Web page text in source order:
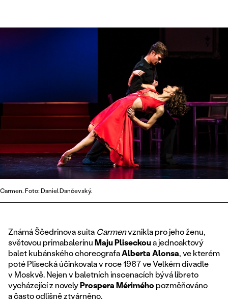
Carmen. Foto: Daniel Dančevský.
Známá Ščedrinova suita Carmenvznikla pro jeho ženu,
světovou primabalerínuMaju Pliseckoua jednoaktový
balet kubánského choreografaAlberta Alonsa, ve kterém
poté Plisecká účinkovala v roce 1967 ve Velkém divadle
v Moskvě. Nejen v baletních inscenacích bývá libreto
vycházející z novelyProspera Mérimého pozměňováno
a často odlišně ztvárněno.